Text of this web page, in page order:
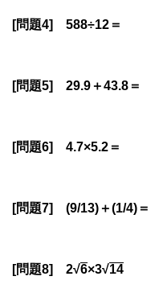
[問題4] 588÷12＝
[問題5] 29.9＋43.8＝
[問題6] 4.7×5.2＝
[問題7] (9/13)＋(1/4)＝
[問題8] 2√6×3√14